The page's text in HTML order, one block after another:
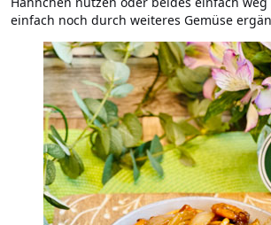
einfach noch durch weiteres Gemüse